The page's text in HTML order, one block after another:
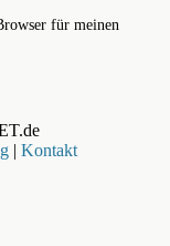
für meinen
| Kontakt